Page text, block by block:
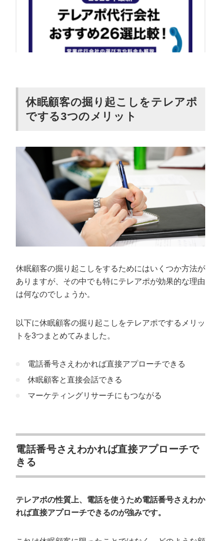
休眠顧客の掘り起こしをテレアポ
でする3つのメリット
休眠顧客の掘り起こしをするためにはいくつか方法が
ありますが、その中でも特にテレアポが効果的な理由
は何なのでしょうか。
以下に休眠顧客の掘り起こしをテレアポでするメリッ
トを3つまとめてみました。
電話番号さえわかれば直接アプローチできる
休眠顧客と直接会話できる
マーケティングリサーチにもつながる
電話番号さえわかれば直接アプローチで
きる
テレアポの性質上、電話を使うため電話番号さえわか
れば直接アプローチできるのが強みです。